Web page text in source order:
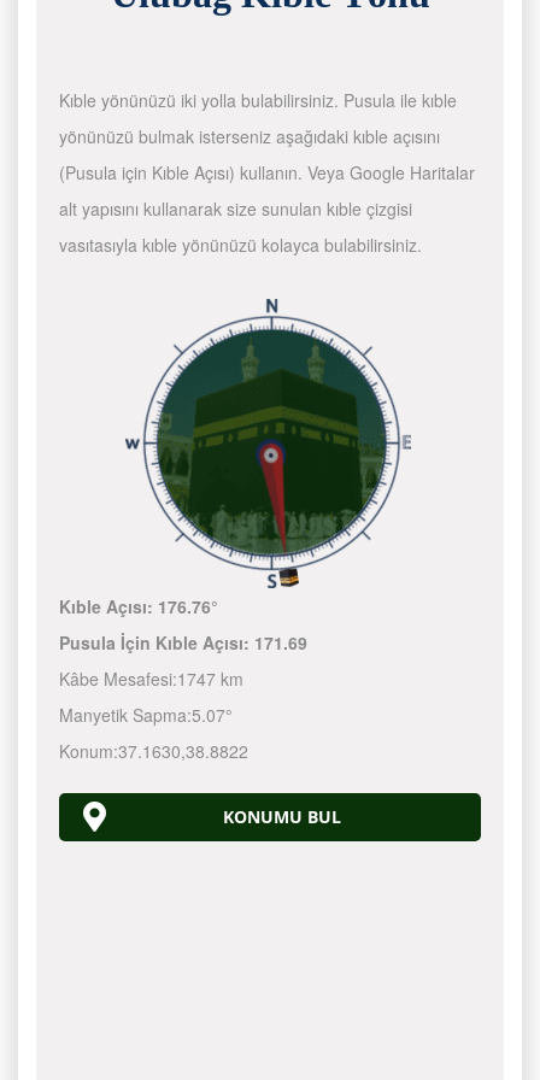
Kıble yönünüzü iki yolla bulabilirsiniz. Pusula ile kıble
yönünüzü bulmak isterseniz aşağıdaki kıble açısını
(Pusula için Kıble Açısı) kullanın. Veya Google Haritalar
alt yapısını kullanarak size sunulan kıble çizgisi
vasıtasıyla kıble yönünüzü kolayca bulabilirsiniz.
Kıble Açısı: 176.76°
Pusula İçin Kıble Açısı: 171.69
Kâbe Mesafesi:1747 km
Manyetik Sapma:5.07°
Konum:37.1630,38.8822
KONUMU BUL